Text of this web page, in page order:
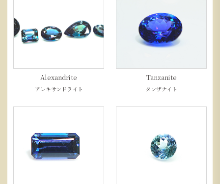
Alexandrite
アレキサンドライト
Tanzanite
タンザナイト